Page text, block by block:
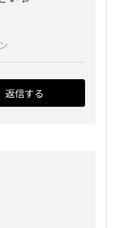
返信する